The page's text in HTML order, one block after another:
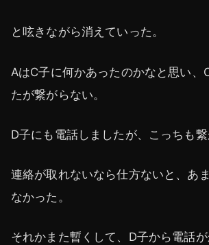
と呟きながら消えていった。
AはC子に何かあったのかなと思い、
たが繋がらない。
D子にも電話しましたが、こっちも繋
連絡が取れないなら仕方ないと、あ
なかった。
それかまた暫くして、D子から電話が